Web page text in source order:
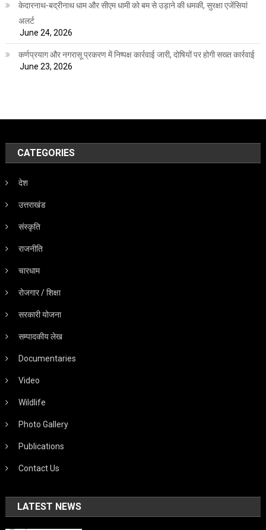
केदारनाथ-बद्रीनाथ धाम और सीएम धामी को बम से उड़ाने की धमकी, सुरक्षा एजेंसियां
अलर्ट
June 24, 2026
कर्णप्रयाग और नगरासू प्रकरण में निष्पक्ष कार्रवाई जारी, दोषियों पर होगी सख्त कार्रवाई
June 23, 2026
CATEGORIES
देश
उत्तराखंड
संस्कृति
राजनीति
चारधाम
रोजगार / शिक्षा
सरकारी योजना
सम्पादकीय लेख
Documentaries
Video
Wildlife
Photo Gallery
Publications
Contact Us
LATEST NEWS